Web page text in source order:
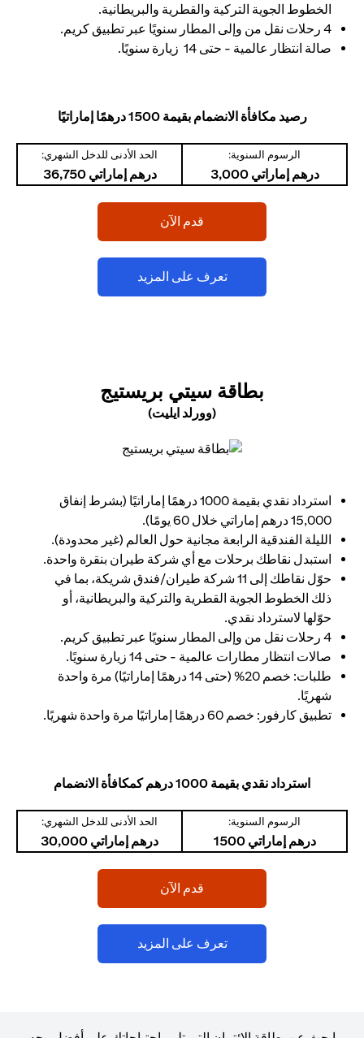
الخطوط الجوية التركية والقطرية والبريطانية.
4 رحلات نقل من وإلى المطار سنويًا عبر تطبيق كريم.
صالة انتظار عالمية - حتى 14 زيارة سنويًا.
رصيد مكافأة الانضمام بقيمة 1500 درهمًا إماراتيًا
الرسوم السنوية:
درهم إماراتي 3,000
الحد الأدنى للدخل الشهري:
درهم إماراتي 36,750
قدم الآن
تعرف على المزيد
بطاقة سيتي بريستيج
(وورلد ايليت)
استرداد نقدي بقيمة 1000 درهمًا إماراتيًا (بشرط إنفاق
15,000 درهم إماراتي خلال 60 يومًا).
الليلة الفندقية الرابعة مجانية حول العالم (غير محدودة).
استبدل نقاطك برحلات مع أي شركة طيران بنقرة واحدة.
حوّل نقاطك إلى 11 شركة طيران/فندق شريكة، بما في
ذلك الخطوط الجوية القطرية والتركية والبريطانية، أو
حوّلها لاسترداد نقدي.
4 رحلات نقل من وإلى المطار سنويًا عبر تطبيق كريم.
صالات انتظار مطارات عالمية - حتى 14 زيارة سنويًا.
طلبات: خصم 20% (حتى 14 درهمًا إماراتيًا) مرة واحدة
شهريًا.
تطبيق كارفور: خصم 60 درهمًا إماراتيًا مرة واحدة شهريًا.
استرداد نقدي بقيمة 1000 درهم كمكافأة الانضمام
الرسوم السنوية:
درهم إماراتي 1500
الحد الأدنى للدخل الشهري:
درهم إماراتي 30,000
قدم الآن
تعرف على المزيد